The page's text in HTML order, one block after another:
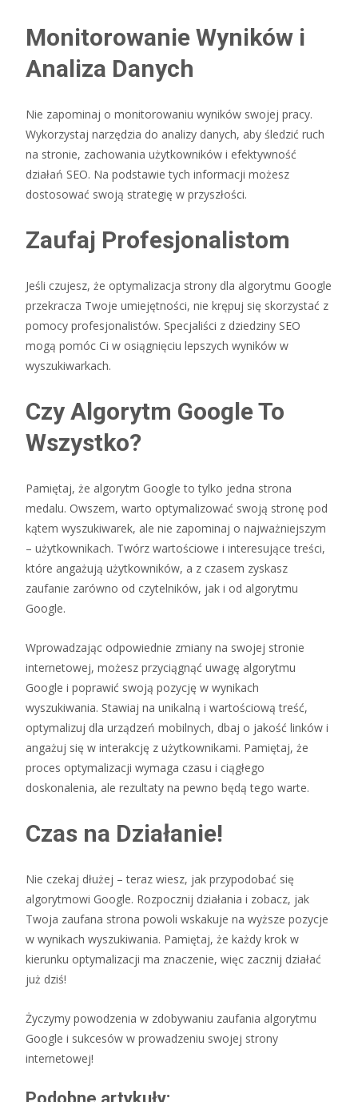
Monitorowanie Wyników i
Analiza Danych
Nie zapominaj o monitorowaniu wyników swojej pracy.
Wykorzystaj narzędzia do analizy danych, aby śledzić ruch
na stronie, zachowania użytkowników i efektywność
działań SEO. Na podstawie tych informacji możesz
dostosować swoją strategię w przyszłości.
Zaufaj Profesjonalistom
Jeśli czujesz, że optymalizacja strony dla algorytmu Google
przekracza Twoje umiejętności, nie krępuj się skorzystać z
pomocy profesjonalistów. Specjaliści z dziedziny SEO
mogą pomóc Ci w osiągnięciu lepszych wyników w
wyszukiwarkach.
Czy Algorytm Google To
Wszystko?
Pamiętaj, że algorytm Google to tylko jedna strona
medalu. Owszem, warto optymalizować swoją stronę pod
kątem wyszukiwarek, ale nie zapominaj o najważniejszym
– użytkownikach. Twórz wartościowe i interesujące treści,
które angażują użytkowników, a z czasem zyskasz
zaufanie zarówno od czytelników, jak i od algorytmu
Google.
Wprowadzając odpowiednie zmiany na swojej stronie
internetowej, możesz przyciągnąć uwagę algorytmu
Google i poprawić swoją pozycję w wynikach
wyszukiwania. Stawiaj na unikalną i wartościową treść,
optymalizuj dla urządzeń mobilnych, dbaj o jakość linków i
angażuj się w interakcję z użytkownikami. Pamiętaj, że
proces optymalizacji wymaga czasu i ciągłego
doskonalenia, ale rezultaty na pewno będą tego warte.
Czas na Działanie!
Nie czekaj dłużej – teraz wiesz, jak przypodobać się
algorytmowi Google. Rozpocznij działania i zobacz, jak
Twoja zaufana strona powoli wskakuje na wyższe pozycje
w wynikach wyszukiwania. Pamiętaj, że każdy krok w
kierunku optymalizacji ma znaczenie, więc zacznij działać
już dziś!
Życzymy powodzenia w zdobywaniu zaufania algorytmu
Google i sukcesów w prowadzeniu swojej strony
internetowej!